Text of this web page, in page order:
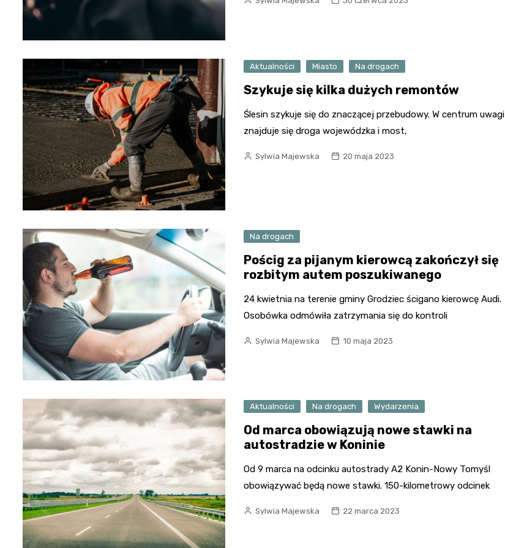
Wieża widokowa Złota
Kościół św. Piotra i Pawła
w Starym Mieście
Lądzie
Aktualności Miasto Na drogach
Szykuje się kilka dużych remontów
Ślesin szykuje się do znaczącej przebudowy. W centrum uwagi
znajduje się droga wojewódzka i most,
Sylwia Majewska 20 maja 2023
Na drogach
Pościg za pijanym kierowcą zakończył się
rozbitym autem poszukiwanego
24 kwietnia na terenie gminy Grodziec ścigano kierowcę Audi.
Osobówka odmówiła zatrzymania się do kontroli
Sylwia Majewska 10 maja 2023
Aktualności Na drogach Wydarzenia
Od marca obowiązują nowe stawki na
autostradzie w Koninie
Od 9 marca na odcinku autostrady A2 Konin-Nowy Tomyśl
obowiązywać będą nowe stawki. 150-kilometrowy odcinek
Sylwia Majewska 22 marca 2023